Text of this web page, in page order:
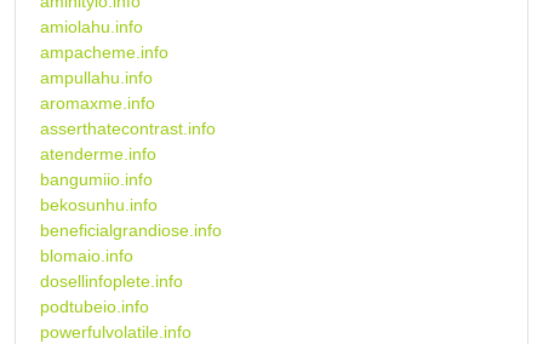
amiolahu.info
ampacheme.info
ampullahu.info
aromaxme.info
asserthatecontrast.info
atenderme.info
bangumiio.info
bekosunhu.info
beneficialgrandiose.info
blomaio.info
dosellinfoplete.info
podtubeio.info
powerfulvolatile.info